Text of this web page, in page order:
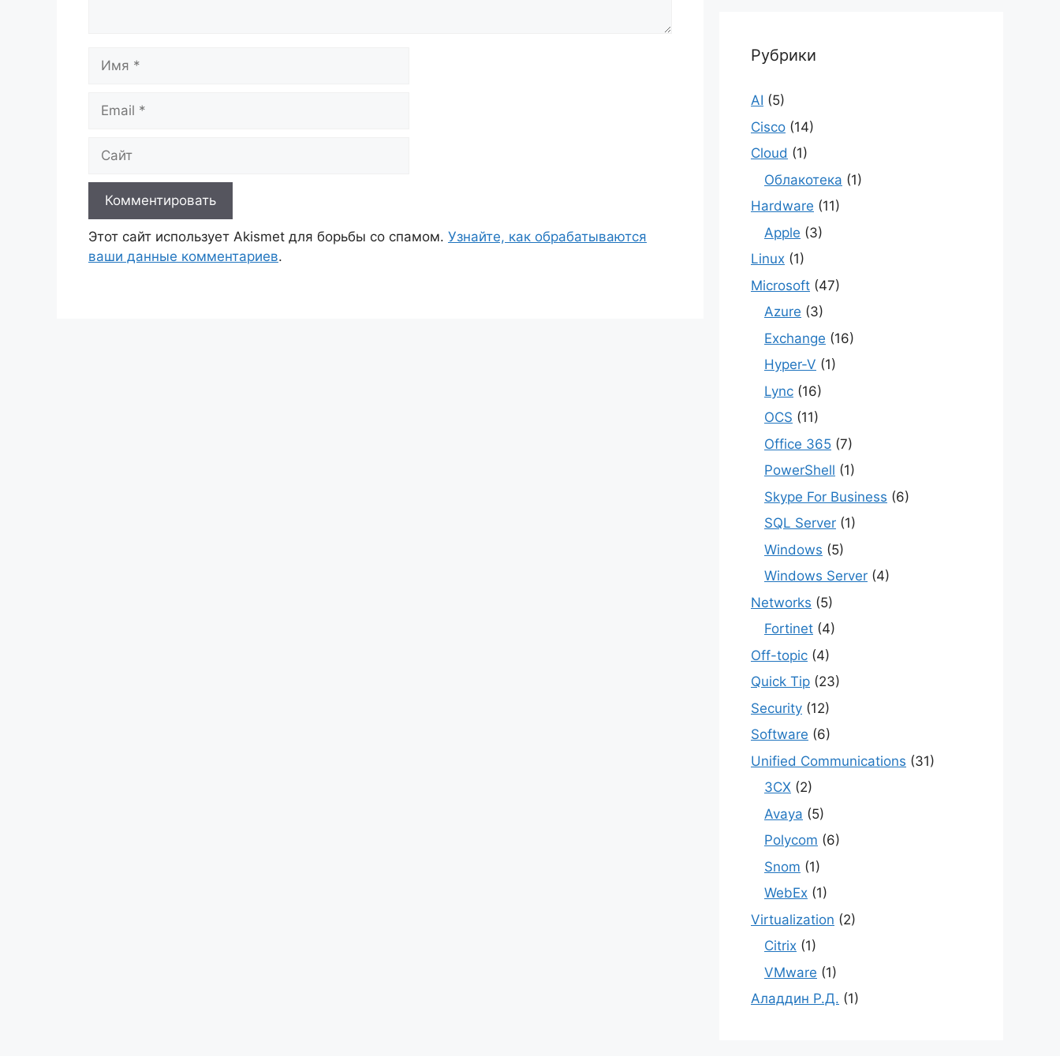
Имя
Email
Сайт
Этот сайт использует Akismet для борьбы со спамом. Узнайте, как обрабатываются
ваши данные комментариев.
Рубрики
AI (5)
Cisco (14)
Cloud (1)
Облакотека (1)
Hardware (11)
Apple (3)
Linux (1)
Microsoft (47)
Azure (3)
Exchange (16)
Hyper-V (1)
Lync (16)
OCS (11)
Office 365 (7)
PowerShell (1)
Skype For Business (6)
SQL Server (1)
Windows (5)
Windows Server (4)
Networks (5)
Fortinet (4)
Off-topic (4)
Quick Tip (23)
Security (12)
Software (6)
Unified Communications (31)
3CX (2)
Avaya (5)
Polycom (6)
Snom (1)
WebEx (1)
Virtualization (2)
Citrix (1)
VMware (1)
Аладдин Р.Д. (1)